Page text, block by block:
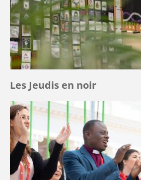
Les Jeudis en noir